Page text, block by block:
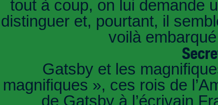
tout à coup, on lui demande
distinguer et, pourtant, il
voilà
Gatsby et les
magnifiques », ces rois de
de Gatsby à l’écrivain